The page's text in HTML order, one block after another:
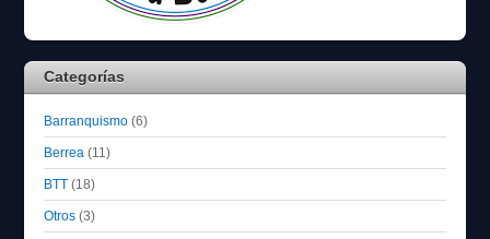
Categorías
Barranquismo (6)
Berrea (11)
BTT (18)
Otros (3)